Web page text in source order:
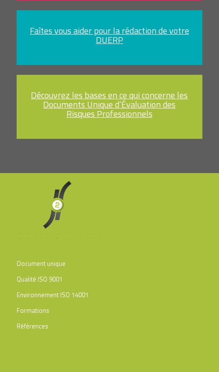
Faîtes vous aider pour la rédaction de votre
DUERP
Découvrez les bases en ce qui concerne les
Documents Unique d’Évaluation des
Risques Professionnels
Document unique
Qualité ISO 9001
Environnement ISO 14001
Formations
Références